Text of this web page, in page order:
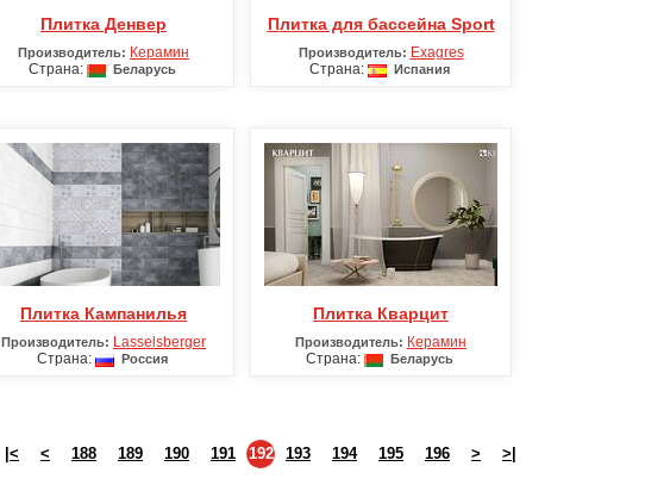
Плитка Денвер
Производитель: Керамин
Страна:
Беларусь
Плитка для бассейна Sport
Производитель: Exagres
Страна:
Испания
Плитка Кампанилья
Производитель: Lasselsberger
Страна:
Россия
Плитка Кварцит
Производитель: Керамин
Страна:
Беларусь
|< < 188 189 190 191 192 193 194 195 196 > >|